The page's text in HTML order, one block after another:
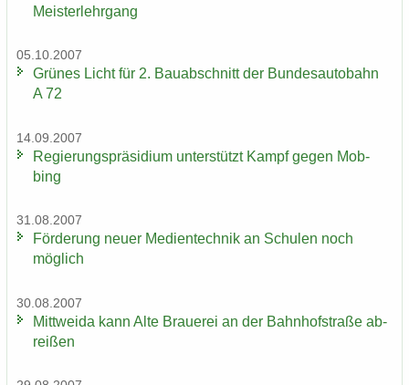
Meisterlehrgang
05.10.2007
Grü­nes Licht für 2. Bau­ab­schnitt der Bun­des­au­to­bahn
A 72
14.09.2007
Re­gie­rungs­prä­si­di­um un­ter­stützt Kampf gegen Mob­
bing
31.08.2007
För­de­rung neuer Me­di­en­tech­nik an Schu­len noch
mög­lich
30.08.2007
Mitt­wei­da kann Alte Braue­rei an der Bahn­hof­stra­ße ab­
rei­ßen